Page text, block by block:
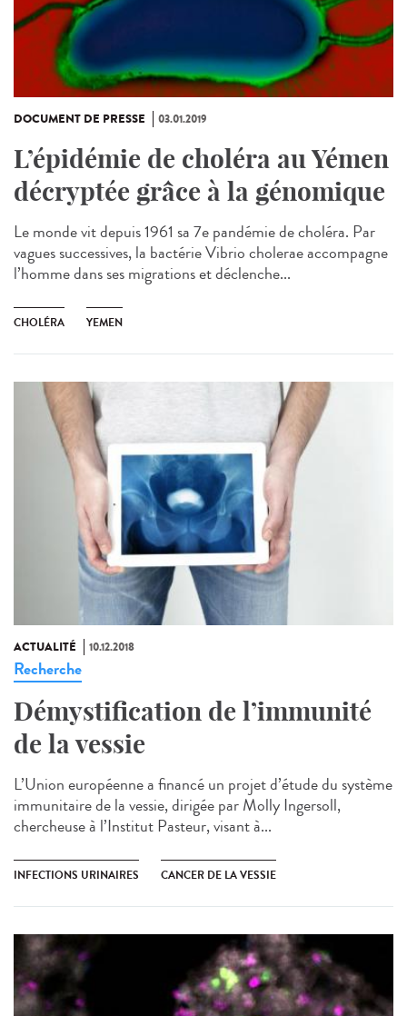
DOCUMENT DE PRESSE 03.01.2019
L’épidémie de choléra au Yémen
décryptée grâce à la génomique
Le monde vit depuis 1961 sa 7e pandémie de choléra. Par
vagues successives, la bactérie Vibrio cholerae accompagne
l’homme dans ses migrations et déclenche...
CHOLÉRA YEMEN
ACTUALITÉ 10.12.2018
Recherche
Démystification de l’immunité
de la vessie
L’Union européenne a financé un projet d’étude du système
immunitaire de la vessie, dirigée par Molly Ingersoll,
chercheuse à l’Institut Pasteur, visant à...
INFECTIONS URINAIRES CANCER DE LA VESSIE